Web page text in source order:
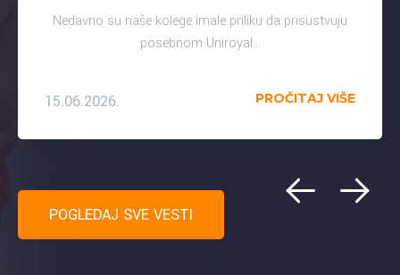
Nedavno su naše kolege imale priliku da prisustvuju
posebnom Uniroyal...
15.06.2026. PROČITAJ VIŠE
POGLEDAJ SVE VESTI